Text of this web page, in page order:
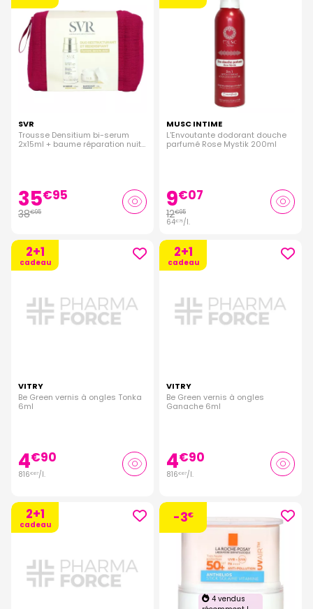
SVR
Trousse Densitium bi-serum
2x15ml + baume réparation nuit
35€95
38€95
MUSC INTIME
L'Envoutante dodorant douche
parfumé Rose Mystik 200ml
9€07
12€95
64€75/l.
2+1
cadeau
VITRY
Be Green vernis à ongles Tonka
6ml
4€90
816€67/l.
2+1
cadeau
VITRY
Be Green vernis à ongles
Ganache 6ml
4€90
816€67/l.
2+1
cadeau -3€
4 vendus